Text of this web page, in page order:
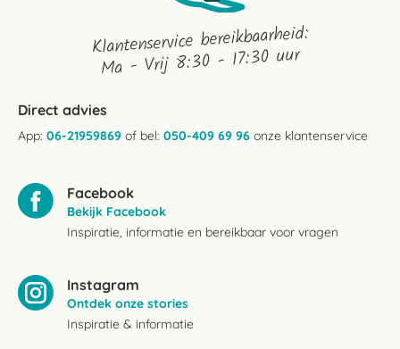
Klantenservice bereikbaarheid:
Ma - Vrij 8:30 - 17:30 uur
Direct advies
App: 06-21959869 of bel: 050-409 69 96 onze klantenservice
Facebook
Bekijk Facebook
Inspiratie, informatie en bereikbaar voor vragen
Instagram
Ontdek onze stories
Inspiratie & informatie